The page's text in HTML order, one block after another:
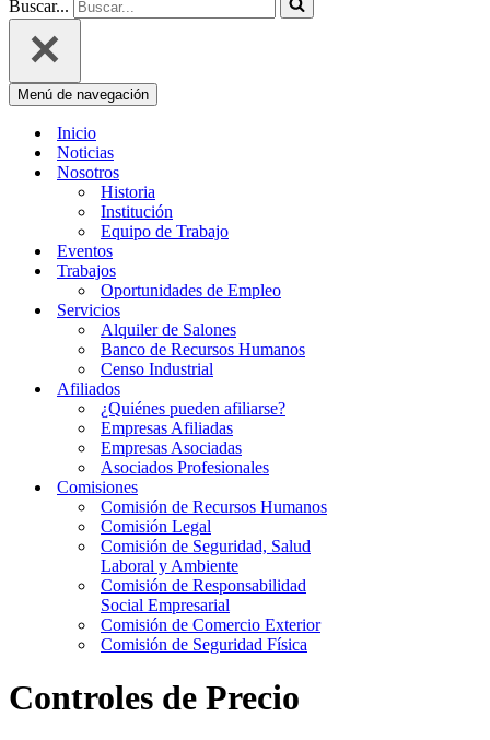
Buscar...
Menú de navegación
Inicio
Noticias
Nosotros
Historia
Institución
Equipo de Trabajo
Eventos
Trabajos
Oportunidades de Empleo
Servicios
Alquiler de Salones
Banco de Recursos Humanos
Censo Industrial
Afiliados
¿Quiénes pueden afiliarse?
Empresas Afiliadas
Empresas Asociadas
Asociados Profesionales
Comisiones
Comisión de Recursos Humanos
Comisión Legal
Comisión de Seguridad, Salud
Laboral y Ambiente
Comisión de Responsabilidad
Social Empresarial
Comisión de Comercio Exterior
Comisión de Seguridad Física
Controles de Precio